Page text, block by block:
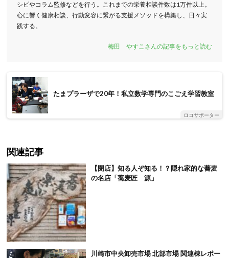
シピやコラム監修などを行う。これまでの栄養相談件数は1万件以上。
心に響く健康相談、行動変容に繋がる支援メソッドを構築し、日々実
践する。
梅田 やすこさんの記事をもっと読む
たまプラーザで20年！私立数学専門のこごえ学習教室
ロコサポーター
関連記事
【閉店】知る人ぞ知る！？隠れ家的な蕎麦
の名店「蕎麦匠 源」
川崎市中央卸売市場 北部市場 関連棟レポー